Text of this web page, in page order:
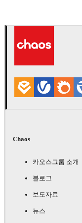
Chaos
카오스그룹 소개
블로그
보도자료
뉴스